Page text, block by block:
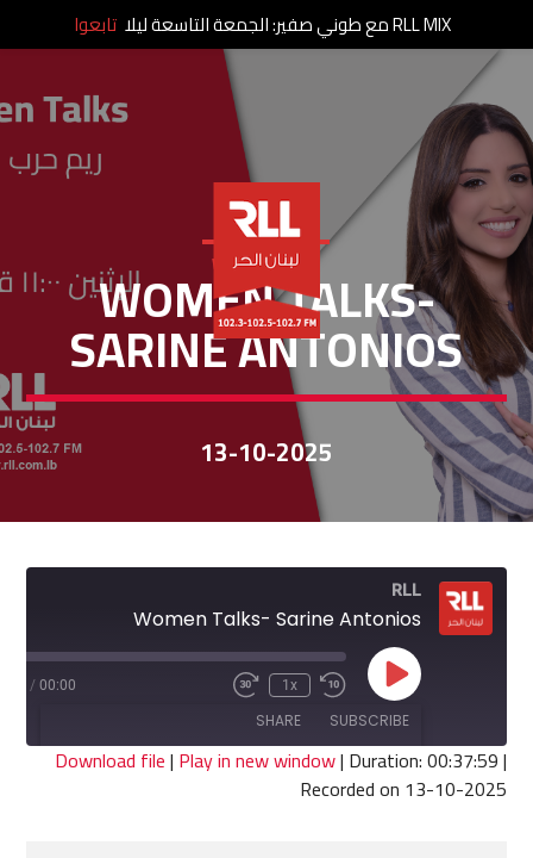
WOMEN TALKS
WOMEN TALKS-
SARINE ANTONIOS
13-10-2025
RLL
Women Talks- Sarine Antonios
Play
Episode
Rewind
10
Seconds
1x
Fast
seconds
00:00
/
SUBSCRIBE
SHARE
SHARE
Download file| Play in new window| Duration: 00:37:59|
Recorded on 13-10-2025
RLL MIX مع طوني صفير: الجمعة التاسعة ليلا تابعوا